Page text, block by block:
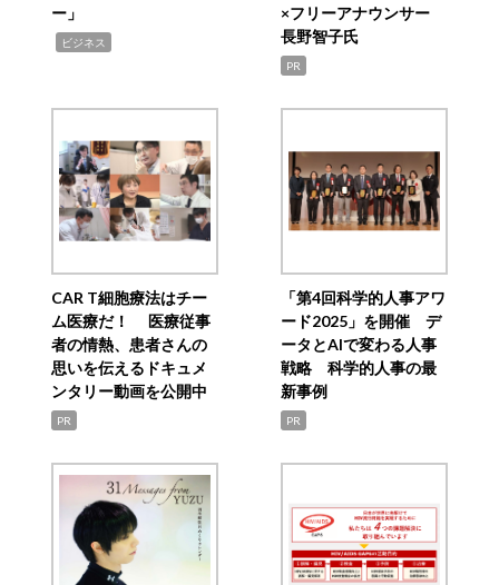
ー」
ビジネス
×フリーアナウンサー
長野智子氏
PR
CAR T細胞療法はチー
ム医療だ！ 医療従事
者の情熱、患者さんの
思いを伝えるドキュメ
ンタリー動画を公開中
PR
「第4回科学的人事アワ
ード2025」を開催 デ
ータとAIで変わる人事
戦略 科学的人事の最
新事例
PR